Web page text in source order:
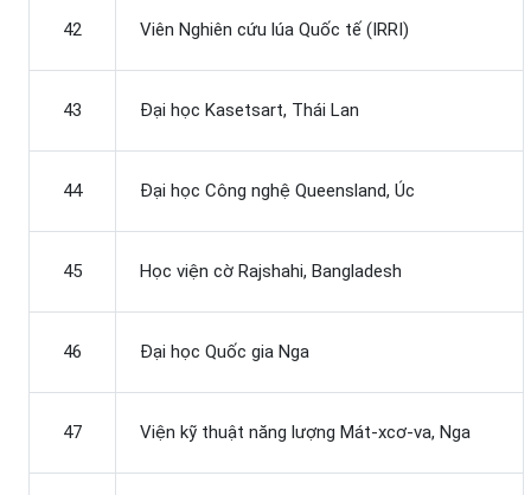
42 Viên Nghiên cứu lúa Quốc tế (IRRI)
43 Đại học Kasetsart, Thái Lan
44 Đại học Công nghệ Queensland, Úc
45 Học viện cờ Rajshahi, Bangladesh
46 Đại học Quốc gia Nga
47 Viện kỹ thuật năng lượng Mát-xcơ-va, Nga